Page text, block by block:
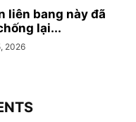
liên bang này đã
lại...
2026